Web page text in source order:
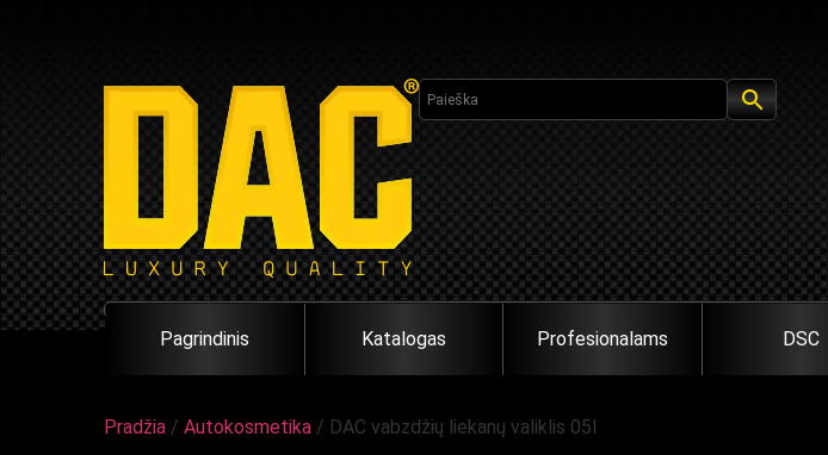
Pagrindinis Katalogas Profesionalams DSC
Pradžia / Autokosmetika / DAC vabzdžių liekanų valiklis 05l